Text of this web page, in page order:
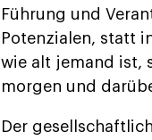
Führung und
Potenzialen, statt
wie alt jemand ist,
morgen und
Der